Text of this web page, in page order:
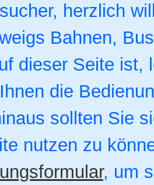
herzlich
Bahnen,
dieser Seite
die
sollten Sie
nutzen zu
, um